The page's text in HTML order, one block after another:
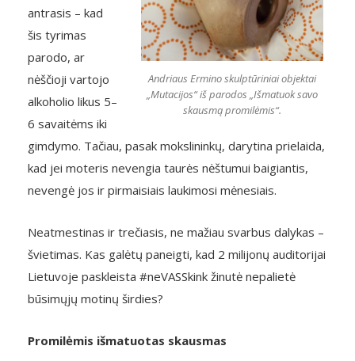
Andriaus Ermino skulptūriniai objektai
„Mutacijos“ iš parodos „Išmatuok savo
skausmą promilėmis“.
antrasis – kad
šis tyrimas
parodo, ar
nėščioji vartojo
alkoholio likus 5–
6 savaitėms iki
gimdymo. Tačiau, pasak mokslininkų, darytina prielaida,
kad jei moteris nevengia taurės nėštumui baigiantis,
nevengė jos ir pirmaisiais laukimosi mėnesiais.
Neatmestinas ir trečiasis, ne mažiau svarbus dalykas –
švietimas. Kas galėtų paneigti, kad 2 milijonų auditorijai
Lietuvoje paskleista #neVASSkink žinutė nepalietė
būsimųjų motinų širdies?
Promilėmis išmatuotas skausmas